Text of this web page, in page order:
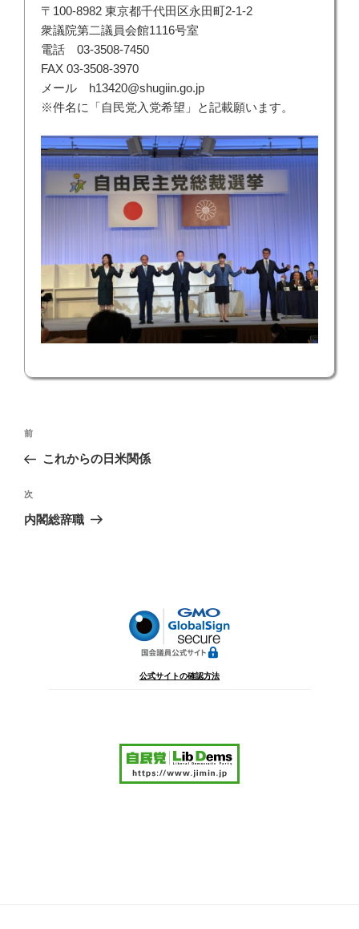
〒100-8982 東京都千代田区永田町2-1-2
衆議院第二議員会館1116号室
電話 03-3508-7450
FAX 03-3508-3970
メール h13420@shugiin.go.jp
※件名に「自民党入党希望」と記載願います。
投
ナ
ビ
ゲ
前
の
稿
前
これからの日米関係
次
の
次
内閣総辞職
公式サイトの確認方法